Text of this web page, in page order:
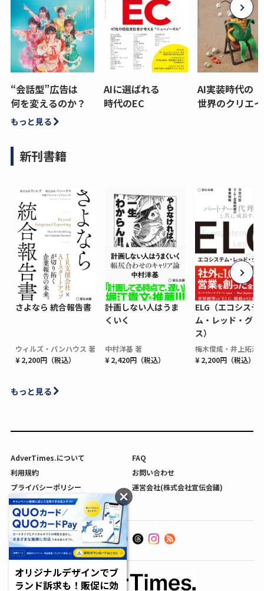
“会話型”広告は
何を変えるのか？
AIに選ばれる
時代のEC
AI実装時代の
世界のクリエ
もっと見る
新刊書籍
さよなら 統合報告書
ウィルズ・パンハウス 著
¥ 2,200円（税込）
計画しない人はうま
くいく
中村洋基 著
¥ 2,420円（税込）
ELG（エコシステ
ム・レッド・グロ
ス）
梅木俊成・井上拓海
¥ 2,200円（税込）
もっと見る
AdverTimes.について
FAQ
利用規約
お問い合わせ
プライバシーポリシー
運営会社(株式会社宣伝会議)
利用者情報の外部送信について
オリジナルデザインでブ
ランド訴求も！販促に効